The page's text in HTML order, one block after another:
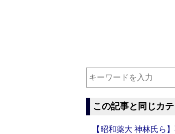
この記事と同じカ
【昭和薬大 神林氏ら